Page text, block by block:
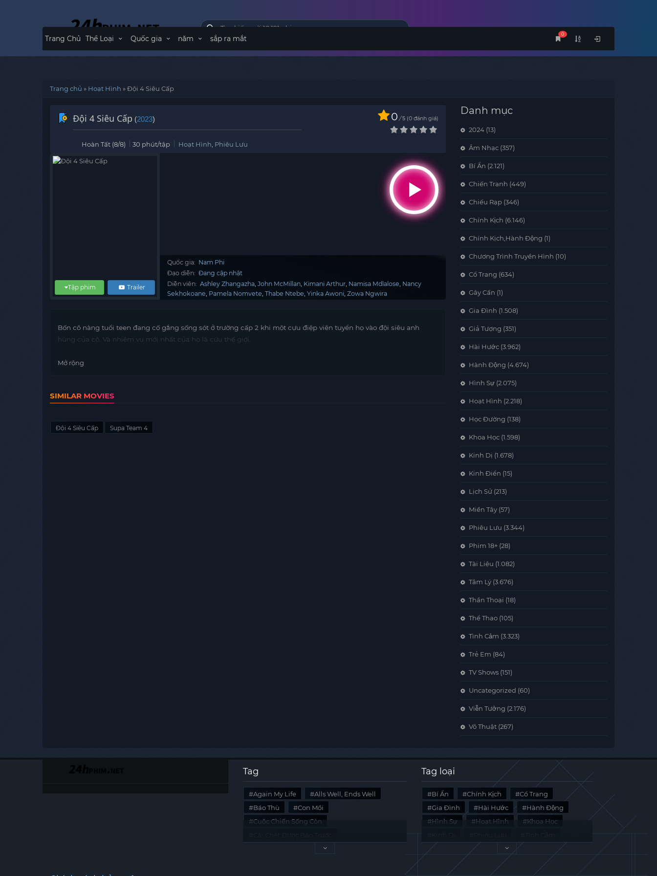
0
Trang Chủ Thể Loại Quốc gia năm sắp ra mắt
Trang chủ » Hoạt Hình »Đội 4 Siêu Cấp
Đội 4 Siêu Cấp (2023) 0 / 5 0 đánh giá
Hoàn Tất (8/8) 30 phút/tập Hoạt Hình Phiêu Lưu
Trailer
Tập phim
Quốc gia: Nam Phi
Đạo diễn: Đang cập nhật
Diễn viên: Ashley Zhangazha John McMillan Kimani Arthur Namisa Mdlalose Nancy
Sekhokoane Pamela Nomvete Thabe Ntebe Yinka Awoni Zowa Ngwira
Bốn cô nàng tuổi teen đang cố gắng sống sót ở trường cấp 2 khi một cựu điệp viên tuyển họ vào đội siêu anh
hùng của cô. Và nhiệm vụ mới nhất của họ là cứu thế giới.
Mở rộng
SIMILAR MOVIES
Đội 4 Siêu Cấp Supa Team 4
Danh mục
2024 (13)
Âm Nhạc (357)
Bí Ẩn (2.121)
Chiến Tranh (449)
Chiếu Rạp (346)
Chính Kịch (6.146)
Chính Kịch,Hành Động (1)
Chương Trình Truyền Hình (10)
Cổ Trang (634)
Gây Cấn (1)
Gia Đình (1.508)
Giả Tượng (351)
Hài Hước (3.962)
Hành Động (4.674)
Hình Sự (2.075)
Hoạt Hình (2.218)
Học Đường (138)
Khoa Học (1.598)
Kinh Dị (1.678)
Kinh Điển (15)
Lịch Sử (213)
Miền Tây (57)
Phiêu Lưu (3.344)
Phim 18+ (28)
Tài Liệu (1.082)
Tâm Lý (3.676)
Thần Thoại (18)
Thể Thao (105)
Tình Cảm (3.323)
Trẻ Em (84)
TV Shows (151)
Uncategorized (60)
Viễn Tưởng (2.176)
Võ Thuật (267)
Tag
Again My Life
Alls Well, Ends Well
Báo Thù
Con Mồi
Cuộc Chiến Sống Còn
Last Summer
Tag loại
Bí Ẩn Chính Kịch
Cổ Trang
Gia Đình
Hài Hước
Hành Động
Hình Sự
Hoạt Hình
Khoa Học
Tài Liệu
Tâm Lý Viễn Tưởng